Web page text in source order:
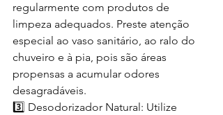
regularmente com produtos de
limpeza adequados. Preste atenção
especial ao vaso sanitário, ao ralo do
chuveiro e à pia, pois são áreas
propensas a acumular odores
desagradáveis.
3️⃣ Desodorizador Natural: Utilize